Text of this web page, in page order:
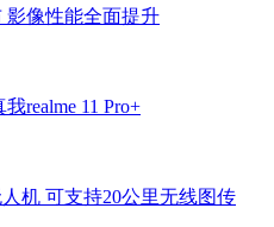
影像性能全面提升
realme 11 Pro+
机 可支持20公里无线图传